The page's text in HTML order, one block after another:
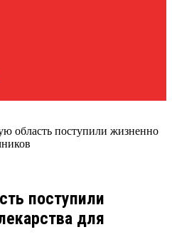
область поступили жизненно
поступили
для